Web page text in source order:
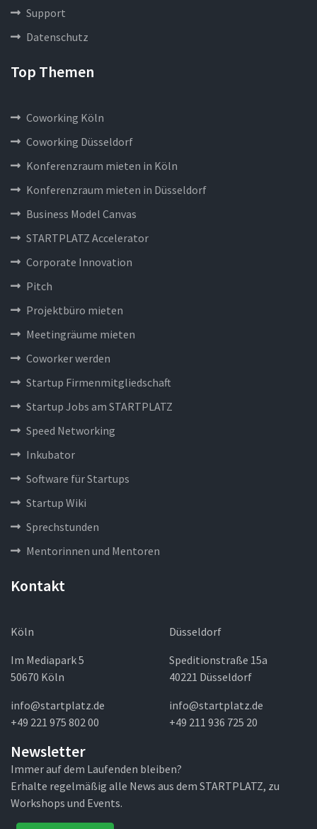
Support
Datenschutz
Top Themen
Coworking Köln
Coworking Düsseldorf
Konferenzraum mieten in Köln
Konferenzraum mieten in Düsseldorf
Business Model Canvas
STARTPLATZ Accelerator
Corporate Innovation
Pitch
Projektbüro mieten
Meetingräume mieten
Coworker werden
Startup Firmenmitgliedschaft
Startup Jobs am STARTPLATZ
Speed Networking
Inkubator
Software für Startups
Startup Wiki
Sprechstunden
Mentorinnen und Mentoren
Kontakt
Köln
Im Mediapark 5
50670 Köln
info@startplatz.de
+49 221 975 802 00
Düsseldorf
Speditionstraße 15a
40221 Düsseldorf
info@startplatz.de
+49 211 936 725 20
Newsletter
Immer auf dem Laufenden bleiben?
Erhalte regelmäßig alle News aus dem STARTPLATZ, zu
Workshops und Events.